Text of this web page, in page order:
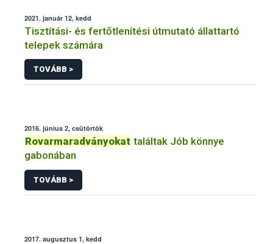
2021. január 12, kedd
Tisztítási- és fertőtlenítési útmutató állattartó
telepek számára
TOVÁBB >
2016. június 2, csütörtök
Rovarmaradványokat találtak Jób könnye
gabonában
TOVÁBB >
2017. augusztus 1, kedd